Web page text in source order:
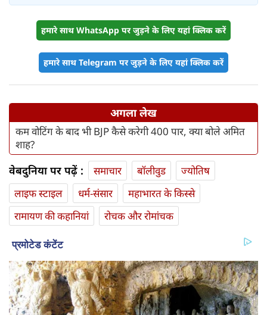
हमारे साथ WhatsApp पर जुड़ने के लिए यहां क्लिक करें
हमारे साथ Telegram पर जुड़ने के लिए यहां क्लिक करें
अगला लेख
कम वोटिंग के बाद भी BJP कैसे करेगी 400 पार, क्या बोले अमित
शाह?
वेबदुनिया पर पढ़ें : समाचार बॉलीवुड
ज्योतिष
लाइफ स्‍टाइल
धर्म-संसार
महाभारत के किस्से
रामायण की कहानियां
रोचक और रोमांचक